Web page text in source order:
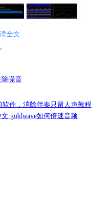
件。Audition提供了一系列高级
离声音功能。它适用于音乐制
全文
除噪音
件，消除伴奏只留人声教程
goldwave如何倍速音频